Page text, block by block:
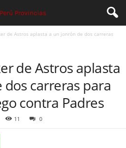
de Astros aplasta a un jonrón de dos carreras
de Astros aplasta
carreras para
contra Padres
11 0